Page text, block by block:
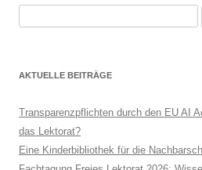
AKTUELLE BEITRÄGE
Transparenzpflichten durch den EU AI
das Lektorat?
Eine Kinderbibliothek für die